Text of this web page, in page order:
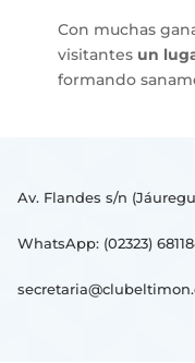
Con muchas
visitantes un
formando
Av. Flandes s/n
WhatsApp: (02323)